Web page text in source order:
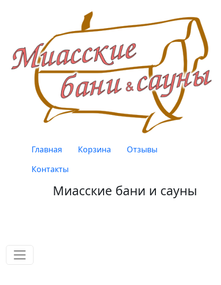
Верхнее меню
Главная Корзина
Отзывы
Контакты
Миасские бани и сауны